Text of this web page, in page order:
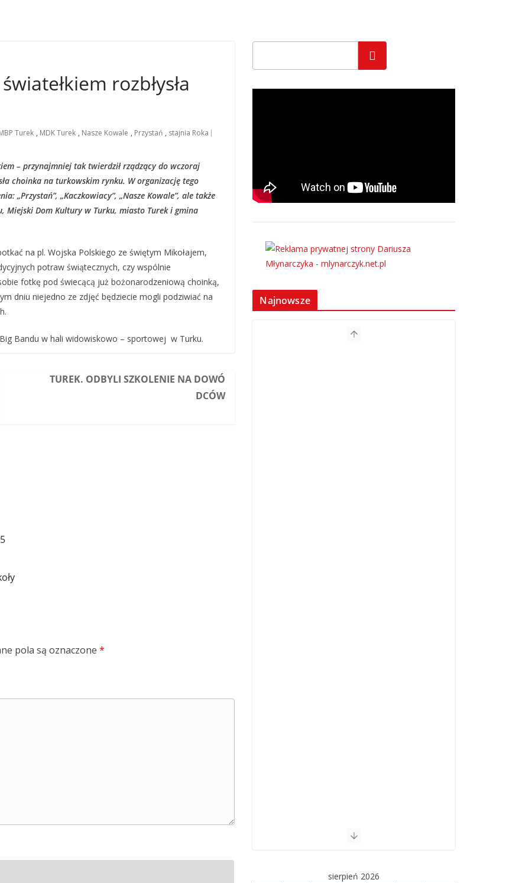
rozbłysła
Turek , MDK Turek , Nasze Kowale , Przystań , stajnia Roka
– przynajmniej tak twierdził rządzący do wczoraj
choinka na turkowskim rynku. W organizację tego
„Przystań”, „Kaczkowiacy”, „Nasze Kowale”, ale także
Miejski Dom Kultury w Turku, miasto Turek i gmina
na pl. Wojska Polskiego ze świętym Mikołajem,
potraw świątecznych, czy wspólnie
fotkę pod świecącą już bożonarodzeniową choinką,
dniu niejedno ze zdjęć będziecie mogli podziwiać na
Bandu w hali widowiskowo – sportowej w Turku.
TUREK. ODBYLI SZKOLENIE NA DOWÓ
DCÓW
pola są oznaczone *
Szukaj
Najnowsze
sierpień 2026